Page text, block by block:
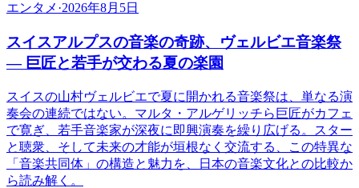
エンタメ ·2026年8月5日
スイスアルプスの音楽の奇跡、ヴェルビエ音楽祭
— 巨匠と若手が交わる夏の楽園
スイスの山村ヴェルビエで夏に開かれる音楽祭は、単なる演
奏会の連続ではない。マルタ・アルゲリッチら巨匠がカフェ
で寛ぎ、若手音楽家が深夜に即興演奏を繰り広げる。スター
と聴衆、そして未来の才能が垣根なく交流する、この特異な
「音楽共同体」の構造と魅力を、日本の音楽文化との比較か
ら読み解く。